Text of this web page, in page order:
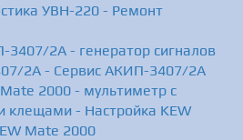
УВН-220 - Ремонт
2А - генератор сигналов
2А - Сервис АКИП-3407/2А
2000 - мультиметр с
клещами - Настройка KEW
Mate 2000